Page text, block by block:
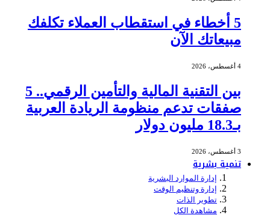
5 أخطاء في استقطاب العملاء تكلفك
مبيعاتك الآن
4 أغسطس، 2026
بين التقنية المالية والتأمين الرقمي.. 5
صفقات تدعم منظومة الريادة العربية
بـ18.3 مليون دولار
3 أغسطس، 2026
تنمية بشرية
إدارة الموارد البشرية
إدارة وتنظيم الوقت
تطوير الذات
مشاهدة الكل